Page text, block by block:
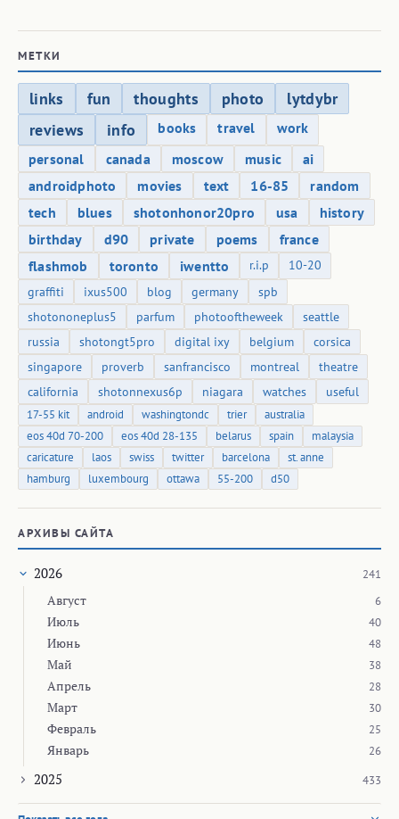
МЕТКИ
links fun thoughts photo
lytdybr
reviews
info books travel
work
personal
canada moscow music
ai
androidphoto
movies text 16-85
random
tech
blues shotonhonor20pro usa
history
birthday
d90 private poems
france
flashmob
toronto iwentto r.i.p
10-20
graffiti
ixus500 blog germany
spb
shotononeplus5
parfum photooftheweek
seattle
russia
shotongt5pro digital ixy belgium
corsica
singapore
proverb sanfrancisco montreal
theatre
california
shotonnexus6p niagara watches useful
17-55 kit android washingtondc trier
australia
eos 40d 70-200
eos 40d 28-135 belarus spain
malaysia
caricature
laos swiss twitter barcelona
st. anne
hamburg
luxembourg ottawa 55-200 d50
АРХИВЫ САЙТА
2026 241
Август 6
Июль 40
Июнь 48
Май 38
Апрель 28
Март 30
Февраль 25
Январь 26
2025 433